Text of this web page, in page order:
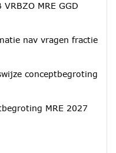
MRE GGD
nav vragen fractie
conceptbegroting
MRE 2027